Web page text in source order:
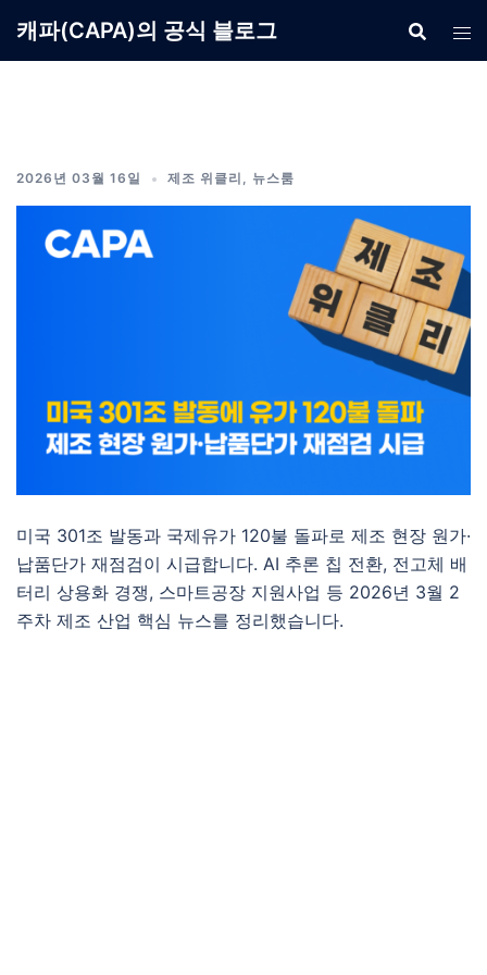
캐파(CAPA)의 공식 블로그
2026년 03월 16일 제조 위클리 , 뉴스룸
미국 301조 발동과 국제유가 120불 돌파로 제조 현장 원가·
납품단가 재점검이 시급합니다. AI 추론 칩 전환, 전고체 배
터리 상용화 경쟁, 스마트공장 지원사업 등 2026년 3월 2
주차 제조 산업 핵심 뉴스를 정리했습니다.